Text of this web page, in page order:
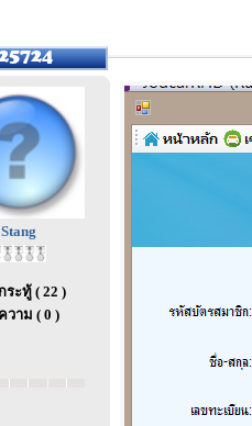
Stang
ระทู้ ( 22 )
วาม ( 0 )